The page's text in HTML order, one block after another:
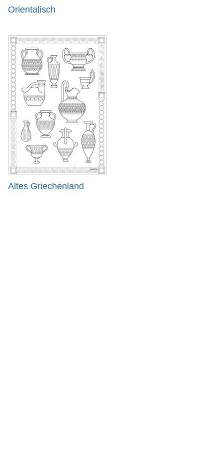
Orientalisch
Altes Griechenland